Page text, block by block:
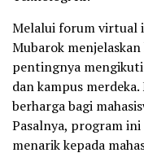
Melalui forum virtual
Mubarok
pentingnya
dan kampus
berharga bagi
Pasalnya, program
menarik kepada